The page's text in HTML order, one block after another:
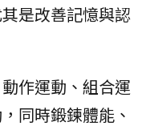
是改善記憶與認
作運動、組合運
同時鍛鍊體能、